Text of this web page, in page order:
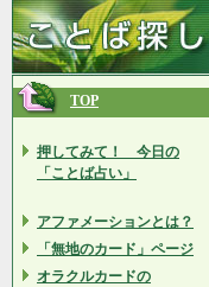
TOP
押してみて！ 今日の
「ことば占い」
アファメーションとは？
「無地のカード」ページ
オラクルカードの